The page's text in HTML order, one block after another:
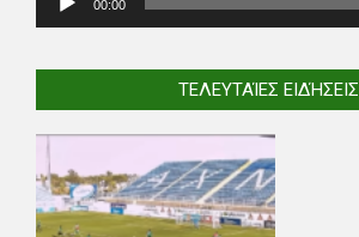
00:00
ΤΕΛΕΥΤΑΊΕΣ ΕΙΔΉΣΕΙΣ